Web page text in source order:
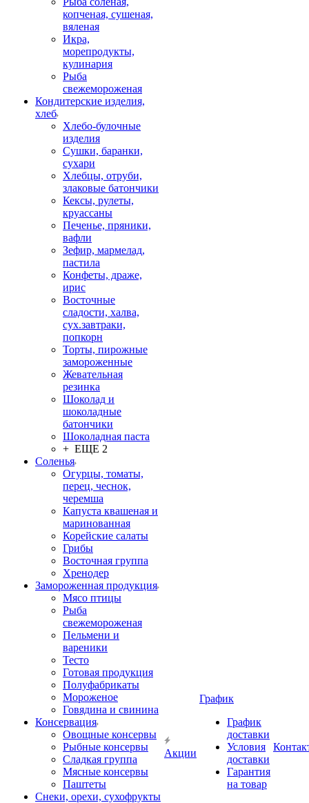
копченая, сушеная,
вяленая
Икра,
морепродукты,
кулинария
Рыба
свежемороженая
Кондитерские изделия,
хлеб
Хлебо-булочные
изделия
Сушки, баранки,
сухари
Хлебцы, отруби,
злаковые батончики
Кексы, рулеты,
круассаны
Печенье, пряники,
вафли
Зефир, мармелад,
пастила
Конфеты, драже,
ирис
Восточные
сладости, халва,
сух.завтраки,
попкорн
Торты, пирожные
замороженные
Жевательная
резинка
Шоколад и
шоколадные
батончики
Шоколадная паста
+ ЕЩЕ 2
Соленья
Огурцы, томаты,
перец, чеснок,
черемша
Капуста квашеная и
маринованная
Корейские салаты
Грибы
Восточная группа
Хренодер
Замороженная продукция
Мясо птицы
Рыба
свежемороженая
Пельмени и
вареники
Тесто
Готовая продукция
Полуфабрикаты
Мороженое
Говядина и свинина
Консервация
Овощные консервы
Рыбные консервы
Сладкая группа
Мясные консервы
Паштеты
Снеки, орехи, сухофрукты
Акции
График
График
доставки
Условия
доставки
Гарантия
на товар